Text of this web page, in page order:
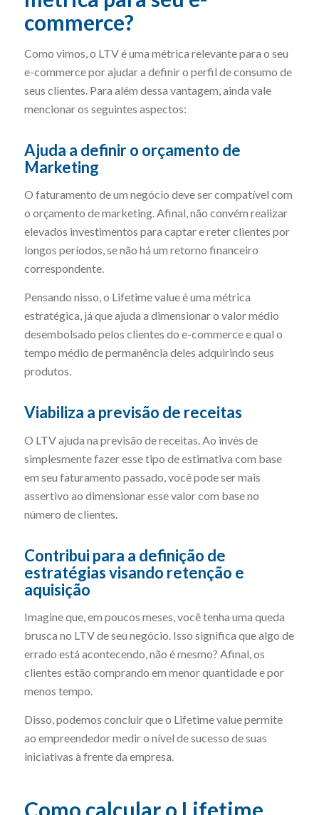
commerce?
Como vimos, o LTV é uma métrica relevante para o seu
e-commerce por ajudar a definir o perfil de consumo de
seus clientes. Para além dessa vantagem, ainda vale
mencionar os seguintes aspectos:
Ajuda a definir o orçamento de
Marketing
O faturamento de um negócio deve ser compatível com
o orçamento de marketing. Afinal, não convém realizar
elevados investimentos para captar e reter clientes por
longos períodos, se não há um retorno financeiro
correspondente.
Pensando nisso, o Lifetime value é uma métrica
estratégica, já que ajuda a dimensionar o valor médio
desembolsado pelos clientes do e-commerce e qual o
tempo médio de permanência deles adquirindo seus
produtos.
Viabiliza a previsão de receitas
O LTV ajuda na previsão de receitas. Ao invés de
simplesmente fazer esse tipo de estimativa com base
em seu faturamento passado, você pode ser mais
assertivo ao dimensionar esse valor com base no
número de clientes.
Contribui para a definição de
estratégias visando retenção e
aquisição
Imagine que, em poucos meses, você tenha uma queda
brusca no LTV de seu negócio. Isso significa que algo de
errado está acontecendo, não é mesmo? Afinal, os
clientes estão comprando em menor quantidade e por
menos tempo.
Disso, podemos concluir que o Lifetime value permite
ao empreendedor medir o nível de sucesso de suas
iniciativas à frente da empresa.
Como calcular o Lifetime